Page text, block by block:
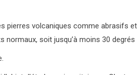
volcaniques comme abrasifs
soit jusqu’à moins 30 degrés